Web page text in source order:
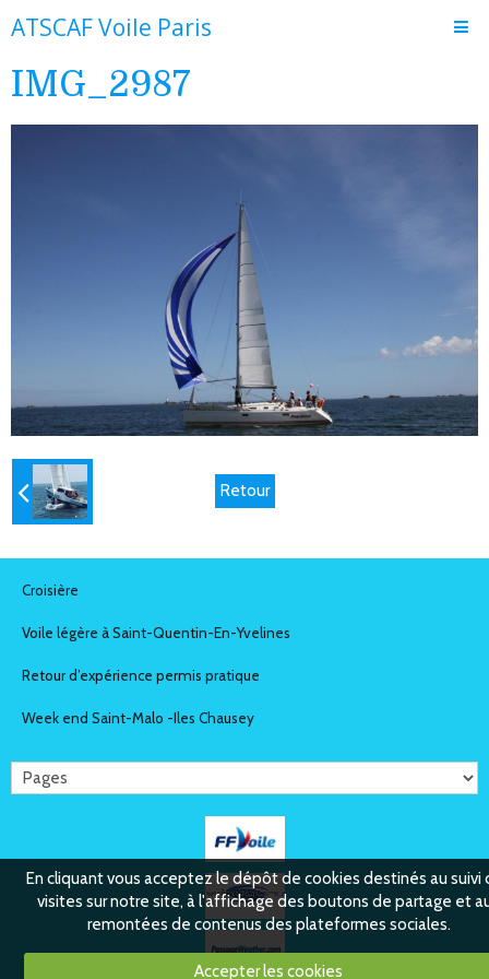
ATSCAF Voile Paris
Accueil
Le club
IMG_2987
Retour
Croisière
Voile légère à Saint-Quentin-En-Yvelines
Retour d’expérience permis pratique
Week end Saint-Malo -Iles Chausey
En cliquant vous acceptez le dépôt de cookies destinés au suivi
visites sur notre site, à l'affichage des boutons de partage et
remontées de contenus des plateformes sociales.
Accepter les cookies